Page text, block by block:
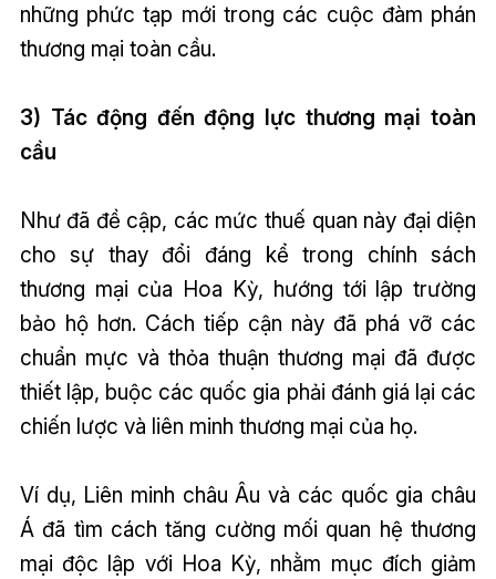
những phức tạp mới trong các cuộc đàm phán
thương mại toàn cầu.
3) Tác động đến động lực thương mại toàn
cầu
Như đã đề cập, các mức thuế quan này đại diện
cho sự thay đổi đáng kể trong chính sách
thương mại của Hoa Kỳ, hướng tới lập trường
bảo hộ hơn. Cách tiếp cận này đã phá vỡ các
chuẩn mực và thỏa thuận thương mại đã được
thiết lập, buộc các quốc gia phải đánh giá lại các
chiến lược và liên minh thương mại của họ.
Ví dụ, Liên minh châu Âu và các quốc gia châu
Á đã tìm cách tăng cường mối quan hệ thương
mại độc lập với Hoa Kỳ, nhằm mục đích giảm